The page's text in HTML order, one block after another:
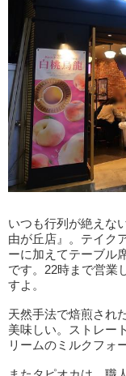
いつも行列が絶えな
由が丘店』。テイク
ーに加えてテーブル
です。22時まで営業
すよ。
天然手法で焙煎され
美味しい。ストレー
リームのミルクフォ